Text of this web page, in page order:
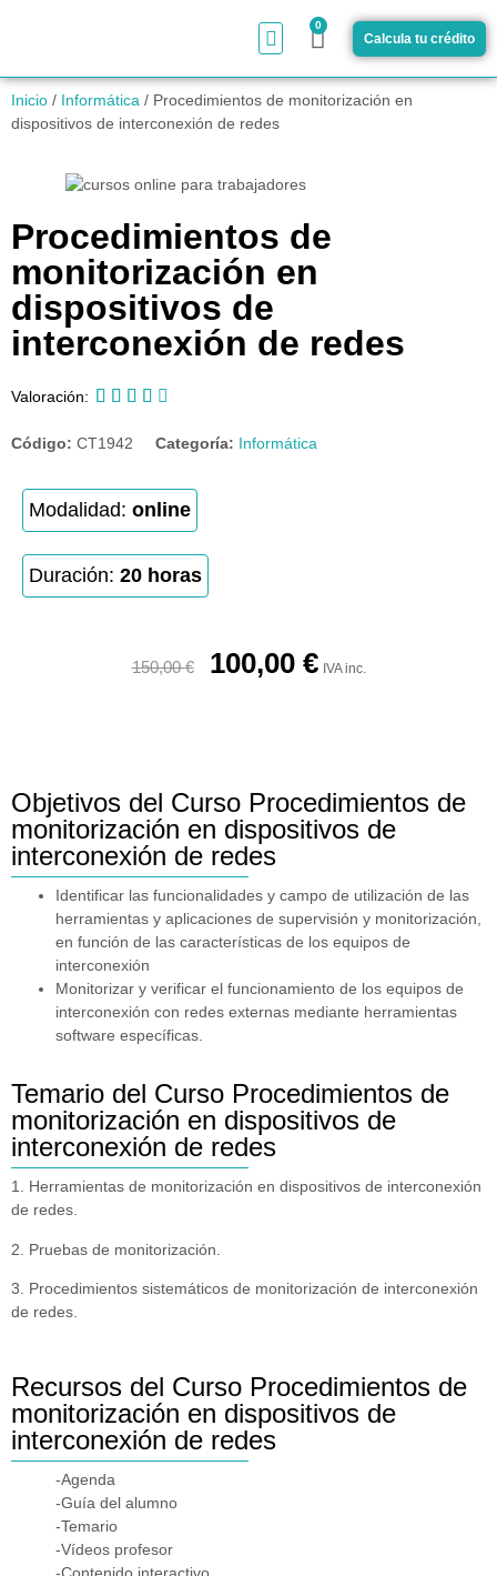
0
Calcula tu crédito
Inicio / Informática / Procedimientos de monitorización en
dispositivos de interconexión de redes
Procedimientos de
monitorización en
dispositivos de
interconexión de redes
Valoración:     
Código: CT1942 Categoría: Informática
Modalidad: online
Duración: 20 horas
150,00€ 100,00 € IVA inc.
Objetivos del Curso Procedimientos de
monitorización en dispositivos de
interconexión de redes
Identificar las funcionalidades y campo de utilización de las
herramientas y aplicaciones de supervisión y monitorización,
en función de las características de los equipos de
interconexión
Monitorizar y verificar el funcionamiento de los equipos de
interconexión con redes externas mediante herramientas
software específicas.
Temario del Curso Procedimientos de
monitorización en dispositivos de
interconexión de redes
1. Herramientas de monitorización en dispositivos de interconexión
de redes.
2. Pruebas de monitorización.
3. Procedimientos sistemáticos de monitorización de interconexión
de redes.
Recursos del Curso Procedimientos de
monitorización en dispositivos de
interconexión de redes
-Agenda
-Guía del alumno
-Temario
-Vídeos profesor
-Contenido interactivo